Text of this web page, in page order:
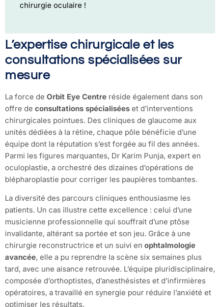
chirurgie oculaire !
L’expertise chirurgicale et les
consultations spécialisées sur
mesure
La force de Orbit Eye Centre réside également dans son
offre de consultations spécialisées et d’interventions
chirurgicales pointues. Des cliniques de glaucome aux
unités dédiées à la rétine, chaque pôle bénéficie d’une
équipe dont la réputation s’est forgée au fil des années.
Parmi les figures marquantes, Dr Karim Punja, expert en
oculoplastie, a orchestré des dizaines d’opérations de
blépharoplastie pour corriger les paupières tombantes.
La diversité des parcours cliniques enthousiasme les
patients. Un cas illustre cette excellence : celui d’une
musicienne professionnelle qui souffrait d’une ptôse
invalidante, altérant sa portée et son jeu. Grâce à une
chirurgie reconstructrice et un suivi en ophtalmologie
avancée, elle a pu reprendre la scène six semaines plus
tard, avec une aisance retrouvée. L’équipe pluridisciplinaire,
composée d’orthoptistes, d’anesthésistes et d’infirmières
opératoires, a travaillé en synergie pour réduire l’anxiété et
optimiser les résultats.